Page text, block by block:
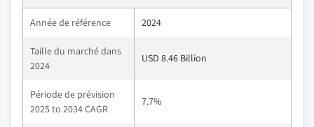
Année de référence 2024
Taille du marché dans
2024
USD 8.46 Billion
Période de prévision
2025 to 2034 CAGR
7.7%